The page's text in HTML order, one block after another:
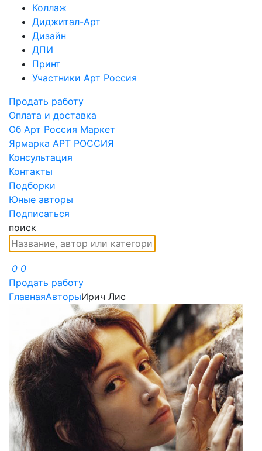
Коллаж
Диджитал-Арт
Дизайн
ДПИ
Принт
Участники Арт Россия
Продать работу
Оплата и доставка
Об Арт Россия Маркет
Ярмарка АРТ РОССИЯ
Консультация
Контакты
Подборки
Юные авторы
Подписаться
поиск
0 0
Продать работу
ГлавнаяАвторыИрич Лис